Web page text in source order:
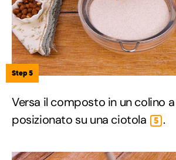
Step 5
Versa il composto in un colino
posizionato su una ciotola
5 .